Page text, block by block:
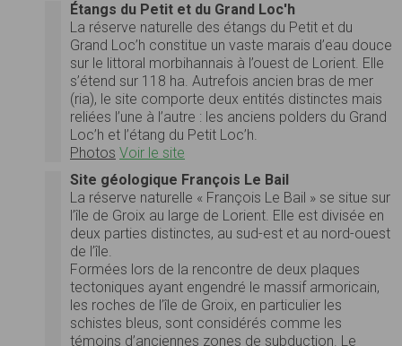
Étangs du Petit et du Grand Loc'h
La réserve naturelle des étangs du Petit et du
Grand Loc’h constitue un vaste marais d’eau douce
sur le littoral morbihannais à l’ouest de Lorient. Elle
s’étend sur 118 ha. Autrefois ancien bras de mer
(ria), le site comporte deux entités distinctes mais
reliées l’une à l’autre : les anciens polders du Grand
Loc’h et l’étang du Petit Loc’h.
Photos Voir le site
Site géologique François Le Bail
La réserve naturelle « François Le Bail » se situe sur
l’île de Groix au large de Lorient. Elle est divisée en
deux parties distinctes, au sud-est et au nord-ouest
de l’île.
Formées lors de la rencontre de deux plaques
tectoniques ayant engendré le massif armoricain,
les roches de l’île de Groix, en particulier les
schistes bleus, sont considérés comme les
témoins d’anciennes zones de subduction. Le